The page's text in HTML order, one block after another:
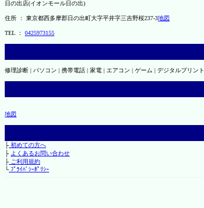
日の出店(イオンモール日の出)
住所 ： 東京都西多摩郡日の出町大字平井字三吉野桜237-3地図
TEL ： 0425973155
修理診断 | パソコン | 携帯電話 | 家電 | エアコン | ゲーム | デジタルプリント
地図
├初めての方へ
├ よくあるお問い合わせ
├ご利用規約
└ﾌﾟﾗｲﾊﾞｼｰﾎﾟﾘｼｰ